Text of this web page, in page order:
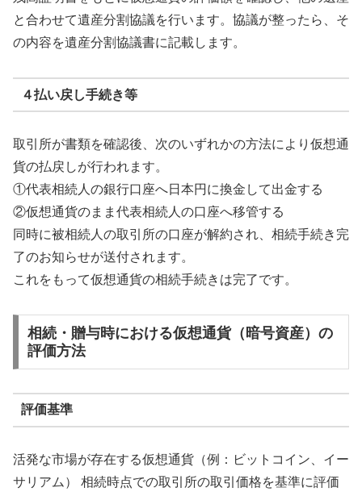
と合わせて遺産分割協議を行います。協議が整ったら、そ
の内容を遺産分割協議書に記載します。
４払い戻し手続き等
取引所が書類を確認後、次のいずれかの方法により仮想通
貨の払戻しが行われます。
①代表相続人の銀行口座へ日本円に換金して出金する
②仮想通貨のまま代表相続人の口座へ移管する
同時に被相続人の取引所の口座が解約され、相続手続き完
了のお知らせが送付されます。
これをもって仮想通貨の相続手続きは完了です。
相続・贈与時における仮想通貨（暗号資産）の
評価方法
評価基準
活発な市場が存在する仮想通貨（例：ビットコイン、イー
サリアム） 相続時点での取引所の取引価格を基準に評価